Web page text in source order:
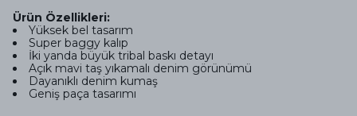
Ürün Özellikleri:
Yüksek bel tasarım
Super baggy kalıp
İki yanda büyük tribal baskı detayı
Açık mavi taş yıkamalı denim görünümü
Dayanıklı denim kumaş
Geniş paça tasarımı